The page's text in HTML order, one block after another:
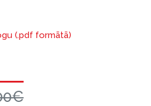
(.pdf formātā)